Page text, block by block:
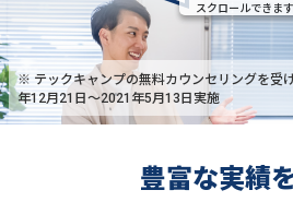
スクロールできます
※ テックキャンプの無料カウンセリングを受
年12月21日〜2021年5月13日実施
豊富な実績